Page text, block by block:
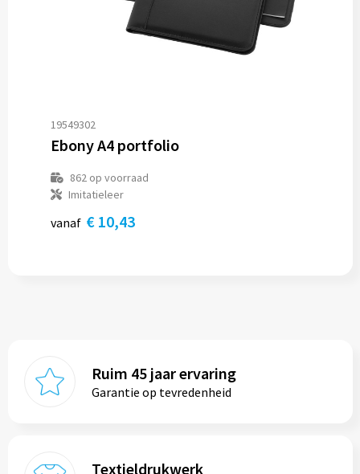
19549302
Ebony A4 portfolio
862op voorraad
Imitatieleer
vanaf € 10,43
Ruim 45 jaar ervaring
Garantie op tevredenheid
Textieldrukwerk